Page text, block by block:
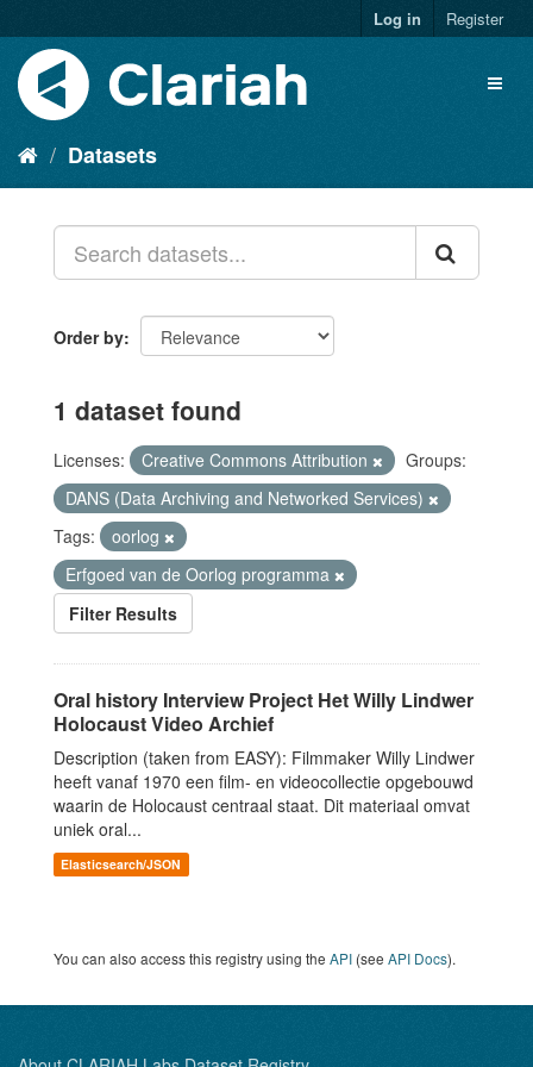
Log in Register
Datasets
Order by
1 dataset found
Licenses: Creative Commons Attribution
Groups:
DANS (Data Archiving and Networked Services)
Tags:
oorlog
Erfgoed van de Oorlog programma
Filter Results
Oral history Interview Project Het Willy Lindwer
Holocaust Video Archief
Description (taken from EASY): Filmmaker Willy Lindwer
heeft vanaf 1970 een film- en videocollectie opgebouwd
waarin de Holocaust centraal staat. Dit materiaal omvat
uniek oral...
Elasticsearch/JSON
You can also access this registry using the API (see API Docs).